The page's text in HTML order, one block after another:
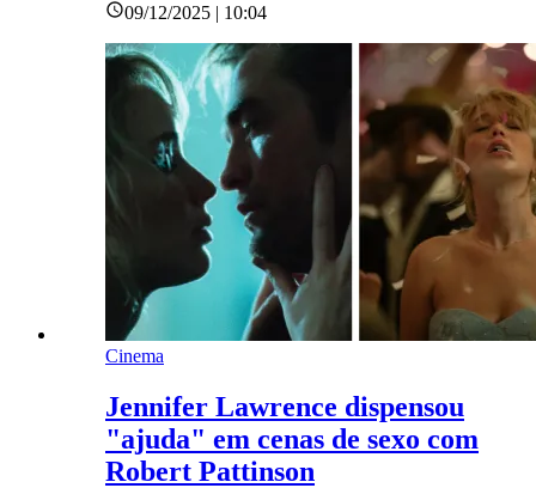
09/12/2025 | 10:04
Cinema
Jennifer Lawrence dispensou
"ajuda" em cenas de sexo com
Robert Pattinson